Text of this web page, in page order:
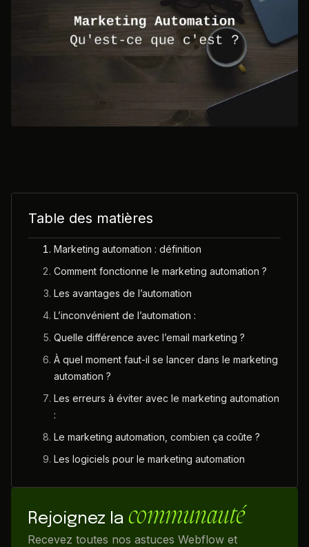
Table des matières
Marketing automation : définition
Comment fonctionne le marketing automation ?
Les avantages de l’automation
L’inconvénient de l’automation :
Quelle différence avec l’email marketing ?
À quel moment faut-il se lancer dans le marketing
automation ?
Les erreurs à éviter avec le marketing automation
:
Le marketing automation, combien ça coûte ?
Les logiciels pour le marketing automation
Rejoignez la communauté
Recevez toutes nos astuces Webflow et